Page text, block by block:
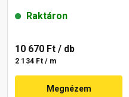
Raktáron
10 670 Ft / db
2 134 Ft / m
Megnézem